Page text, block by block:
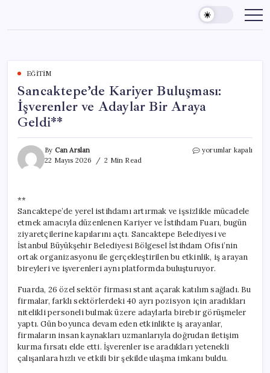
content
EĞITIM
Sancaktepe’de Kariyer Buluşması:
İşverenler ve Adaylar Bir Araya
Geldi**
By Can Arslan
22 Mayıs 2026
2 Min Read
Sancaktepe’de
Bir
Araya
Geldi**
için
yorumlar kapalı
**
Sancaktepe’de yerel istihdamı artırmak ve işsizlikle mücadele
etmek amacıyla düzenlenen Kariyer ve İstihdam Fuarı, bugün
ziyaretçilerine kapılarını açtı. Sancaktepe Belediyesi ve
İstanbul Büyükşehir Belediyesi Bölgesel İstihdam Ofisi’nin
ortak organizasyonu ile gerçekleştirilen bu etkinlik, iş arayan
bireyleri ve işverenleri aynı platformda buluşturuyor.
Fuarda, 26 özel sektör firması stant açarak katılım sağladı. Bu
firmalar, farklı sektörlerdeki 40 ayrı pozisyon için aradıkları
nitelikli personeli bulmak üzere adaylarla birebir görüşmeler
yaptı. Gün boyunca devam eden etkinlikte iş arayanlar,
firmaların insan kaynakları uzmanlarıyla doğrudan iletişim
kurma fırsatı elde etti. İşverenler ise aradıkları yetenekli
çalışanlara hızlı ve etkili bir şekilde ulaşma imkanı buldu.